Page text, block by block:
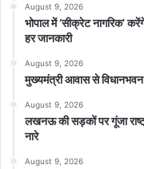
August 9, 2026
भोपाल में ‘सीक्रेट नागरिक’
हर जानकारी
August 9, 2026
मुख्यमंत्री आवास से
August 9, 2026
लखनऊ की सड़कों पर गूंजा
नारे
August 9, 2026